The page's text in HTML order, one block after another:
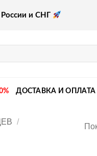
России и СНГ
ДОСТАВКА И ОПЛАТА
/